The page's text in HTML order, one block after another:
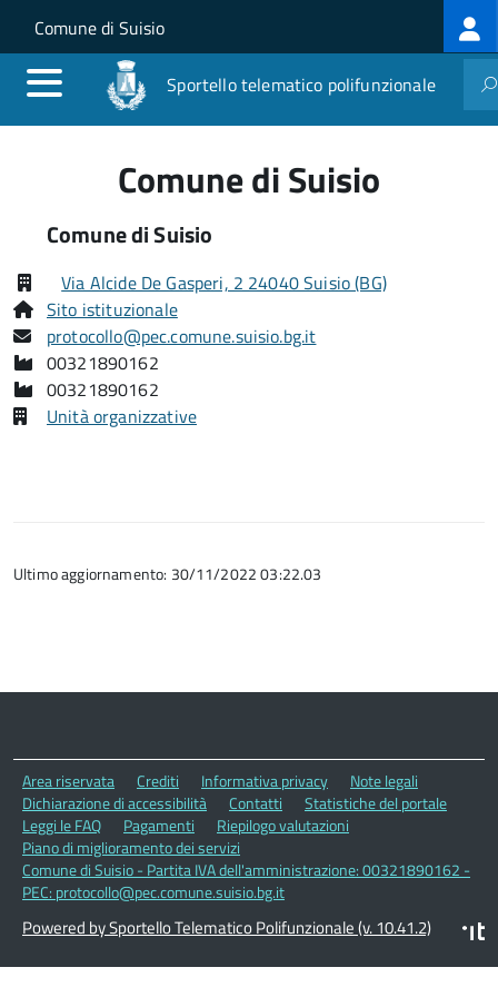
Salta al contenuto principale
Skip to site navigation
Comune di Suisio
Sportello telematico polifunzionale
Comune di Suisio
Comune di Suisio
Via Alcide De Gasperi, 2 24040 Suisio (BG)
Sito istituzionale
protocollo@pec.comune.suisio.bg.it
00321890162
00321890162
Unità organizzative
Ultimo aggiornamento: 30/11/2022 03:22.03
Area riservata Crediti Informativa privacy
Note legali
Dichiarazione di accessibilità
Contatti
Statistiche del portale
Leggi le FAQ
Pagamenti
Riepilogo valutazioni
Piano di miglioramento dei servizi
Comune di Suisio - Partita IVA dell'amministrazione: 00321890162 -
PEC: protocollo@pec.comune.suisio.bg.it
Powered by Sportello Telematico Polifunzionale (v. 10.41.2)